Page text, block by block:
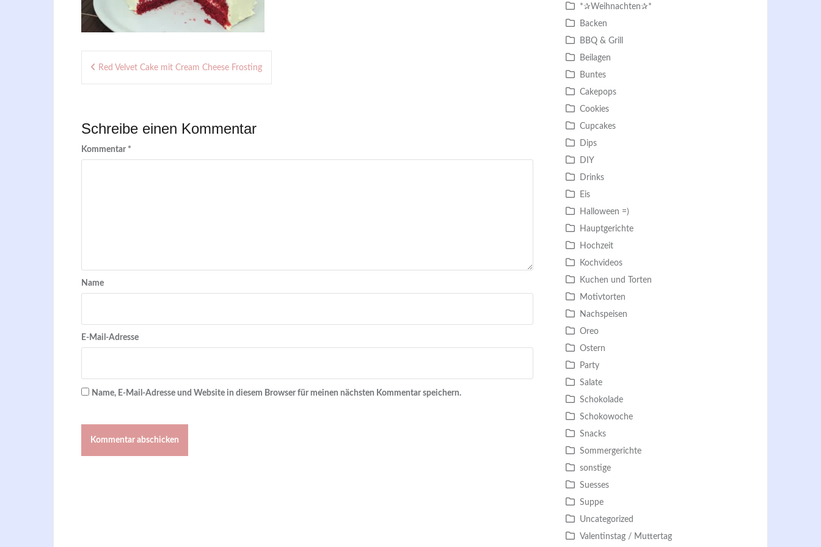
Beitragsnavigation
Red Velvet Cake mit Cream Cheese Frosting
Schreibe einen Kommentar
Kommentar *
Name
E-Mail-Adresse
Name, E-Mail-Adresse und Website in diesem Browser für meinen nächsten Kommentar speichern.
*✰Weihnachten✰*
Backen
BBQ & Grill
Beilagen
Buntes
Cakepops
Cookies
Cupcakes
Dips
DIY
Drinks
Eis
Halloween =)
Hauptgerichte
Hochzeit
Kochvideos
Kuchen und Torten
Motivtorten
Nachspeisen
Oreo
Ostern
Party
Salate
Schokolade
Schokowoche
Snacks
Sommergerichte
sonstige
Suesses
Suppe
Uncategorized
Valentinstag / Muttertag